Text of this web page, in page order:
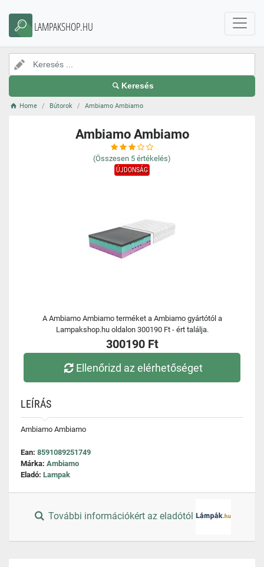
LAMPAKSHOP.HU
Keresés
Home Bútorok Ambiamo Ambiamo
Ambiamo Ambiamo
(Összesen 5 értékelés)
ÚJDONSÁG
A Ambiamo Ambiamo terméket a Ambiamo gyártótól a
Lampakshop.hu oldalon 300190 Ft - ért találja.
300190 Ft
Ellenőrizd az elérhetőséget
LEÍRÁS
Ambiamo Ambiamo
Ean: 8591089251749
Márka: Ambiamo
Eladó: Lampak
További információkért az eladótól